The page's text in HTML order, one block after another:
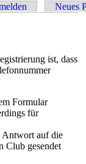
Neues
ist, dass
Formular
für
Antwort auf die
Club gesendet